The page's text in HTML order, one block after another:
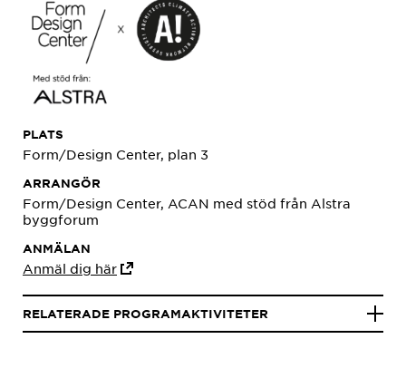
PLATS
Form/Design Center, plan 3
ARRANGÖR
Form/Design Center, ACAN med stöd från Alstra
byggforum
ANMÄLAN
Anmäl dig här
RELATERADE PROGRAMAKTIVITETER